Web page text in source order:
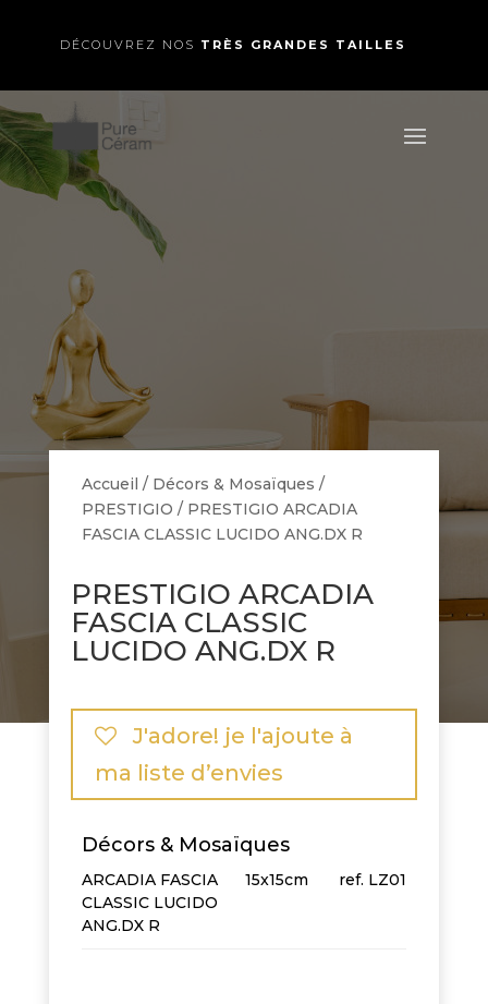
DÉCOUVREZ NOS TRÈS GRANDES TAILLES
Accueil / Décors & Mosaïques /
PRESTIGIO / PRESTIGIO ARCADIA
FASCIA CLASSIC LUCIDO ANG.DX R
PRESTIGIO ARCADIA
FASCIA CLASSIC
LUCIDO ANG.DX R
J'adore! je l'ajoute à
ma liste d’envies
Décors & Mosaïques
ARCADIA FASCIA
CLASSIC LUCIDO
ANG.DX R
15x15cm LZ01